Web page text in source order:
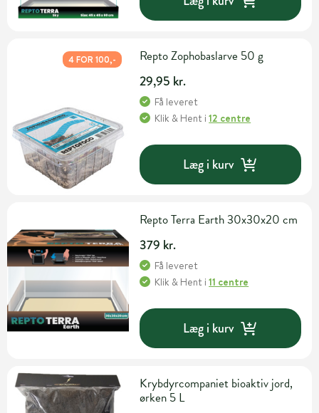
4 FOR 100,- Repto Zophobaslarve 50 g
29,95 kr.
Få leveret
Klik & Hent i12 centre
Læg i kurv
Repto Terra Earth 30x30x20 cm
379 kr.
Få leveret
Klik & Hent i11 centre
Læg i kurv
Krybdyrcompaniet bioaktiv jord,
ørken 5 L